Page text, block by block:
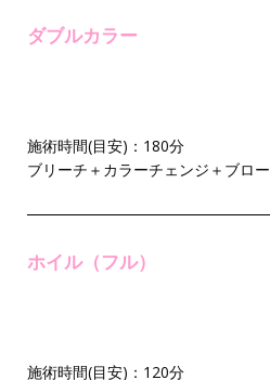
ダブルカラー
施術時間(目安)：180分
ブリーチ＋カラーチェンジ＋ブロー
ホイル（フル）
施術時間(目安)：120分